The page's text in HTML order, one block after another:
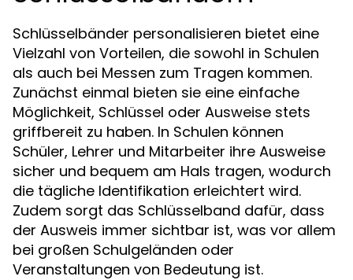
Schlüsselbänder personalisieren bietet eine
Vielzahl von Vorteilen, die sowohl in Schulen
als auch bei Messen zum Tragen kommen.
Zunächst einmal bieten sie eine einfache
Möglichkeit, Schlüssel oder Ausweise stets
griffbereit zu haben. In Schulen können
Schüler, Lehrer und Mitarbeiter ihre Ausweise
sicher und bequem am Hals tragen, wodurch
die tägliche Identifikation erleichtert wird.
Zudem sorgt das Schlüsselband dafür, dass
der Ausweis immer sichtbar ist, was vor allem
bei großen Schulgeländen oder
Veranstaltungen von Bedeutung ist.